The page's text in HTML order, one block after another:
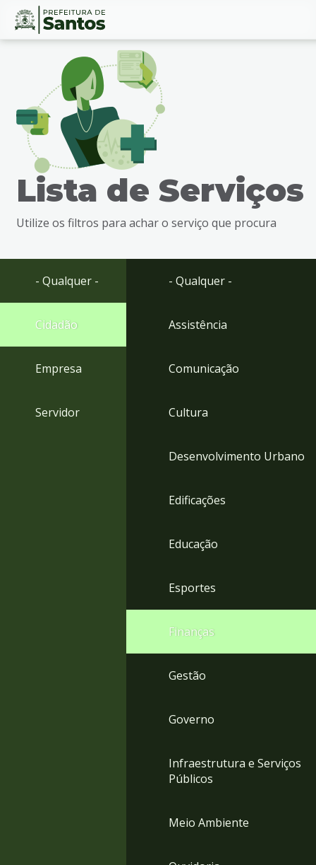
Ir
busca
Ir
rodapé
Conteúdo
Lista de Serviços
Utilize os filtros para achar o serviço que procura
- Qualquer -
Cidadão
Empresa
Servidor
- Qualquer -
Assistência
Comunicação
Cultura
Desenvolvimento Urbano
Edificações
Educação
Esportes
Finanças
Gestão
Governo
Infraestrutura e Serviços
Públicos
Meio Ambiente